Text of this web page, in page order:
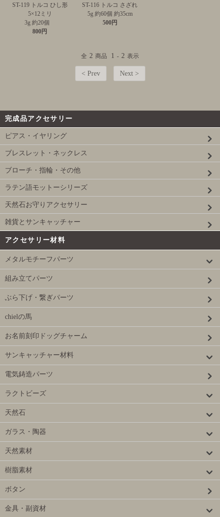
ST-119 トルコ ひし形
5×12ミリ
3g 約20個
800円
ST-116 トルコ さざれ
5g 約60個 約35cm
500円
全 2 商品 1 - 2 表示
< Prev Next >
完成品アクセサリー
ピアス・イヤリング
ブレスレット・ネックレス
ブローチ・指輪・その他
ラテン語モットーシリーズ
天然石お守りアクセサリー
雑貨とサンキャッチャー
アクセサリー材料
メタルモチーフパーツ
組み立てパーツ
ぶら下げ・繋ぎパーツ
chielの馬
お名前刻印ドッグチャーム
サンキャッチャー材料
電気鋳造パーツ
ラクトビーズ
天然石
ガラス・陶器
天然素材
樹脂素材
ボタン
金具・副資材